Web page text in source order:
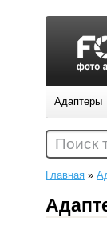
Главная »
Адаптеры
Поиск